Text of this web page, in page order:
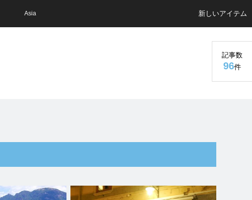
Asia 新しいアイテム
記事数
96件